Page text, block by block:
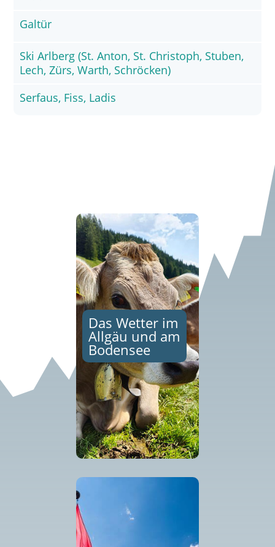
Galtür
Ski Arlberg (St. Anton, St. Christoph, Stuben,
Lech, Zürs, Warth, Schröcken)
Serfaus, Fiss, Ladis
Das Wetter im
Allgäu und am
Bodensee
Das Wetter im Allgäu
und am Bodensee ist
wechselhaft, aber
faszinierend...